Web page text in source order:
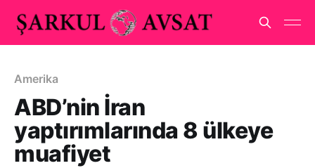
Amerika
ABD’nin İran
yaptırımlarında 8 ülkeye
muafiyet